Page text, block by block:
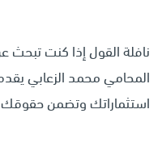
نافلة القول إذا كنت تبحث
المحامي محمد الزعابي
استثماراتك وتضمن